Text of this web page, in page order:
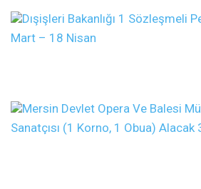
Dışişleri Bakanlığı 1 Sözleşmeli
Mart – 18 Nisan
Mersin Devlet Opera Ve Balesi
Sanatçısı (1 Korno, 1 Obua) Alacak